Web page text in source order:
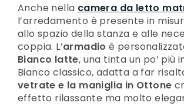
Anche nella camera da letto
l’arredamento è presente in
allo spazio della stanza e alle
coppia. L’armadio è
Bianco latte, una tinta un po’ più
Bianco classico, adatta a far
vetrate e la maniglia in Ottone
effetto rilassante ma molto